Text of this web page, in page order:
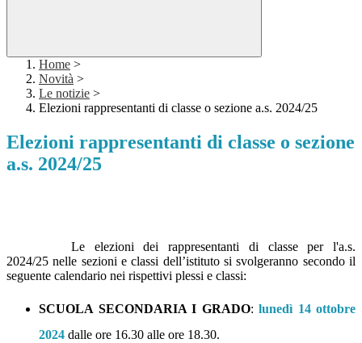
Home >
Novità >
Le notizie >
Elezioni rappresentanti di classe o sezione a.s. 2024/25
Elezioni rappresentanti di classe o sezione
a.s. 2024/25
Le elezioni dei rappresentanti di classe per l'a.s.
2024/25 nelle sezioni e classi dell’istituto si svolgeranno secondo il
seguente calendario nei rispettivi plessi e classi:
SCUOLA SECONDARIA I GRADO: lunedì 14 ottobre
2024 dalle ore 16.30 alle ore 18.30.